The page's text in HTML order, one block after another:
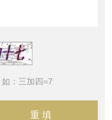
：三加四=7